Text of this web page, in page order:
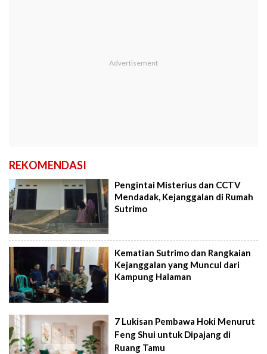
REKOMENDASI
Pengintai Misterius dan CCTV
Mendadak, Kejanggalan di Rumah
Sutrimo
Kematian Sutrimo dan Rangkaian
Kejanggalan yang Muncul dari
Kampung Halaman
7 Lukisan Pembawa Hoki Menurut
Feng Shui untuk Dipajang di
Ruang Tamu